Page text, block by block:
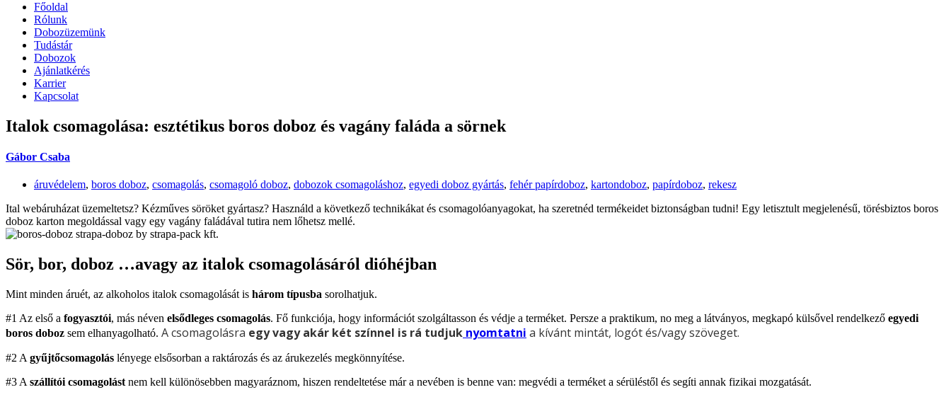
Főoldal
Rólunk
Dobozüzemünk
Tudástár
Dobozok
Ajánlatkérés
Karrier
Kapcsolat
Italok csomagolása: esztétikus boros doboz és vagány faláda a sörnek
Gábor Csaba
áruvédelem, boros doboz, csomagolás, csomagoló doboz, dobozok csomagoláshoz, egyedi doboz gyártás, fehér papírdoboz, kartondoboz, papírdoboz, rekesz
Ital webáruházat üzemeltetsz? Kézműves söröket gyártasz? Használd a következő technikákat és csomagolóanyagokat, ha szeretnéd termékeidet biztonságban tudni! Egy letisztult megjelenésű, törésbiztos boros
doboz karton megoldással vagy egy vagány faládával tutira nem lőhetsz mellé.
Sör, bor, doboz …avagy az italok csomagolásáról dióhéjban
Mint minden áruét, az alkoholos italok csomagolását is három típusba sorolhatjuk.
#1 Az első a fogyasztói, más néven elsődleges csomagolás. Fő funkciója, hogy információt szolgáltasson és védje a terméket. Persze a praktikum, no meg a látványos, megkapó külsővel rendelkező egyedi
boros doboz sem elhanyagolható. A csomagolásra egy vagy akár két színnel is rá tudjuk nyomtatni a kívánt mintát, logót és/vagy szöveget.
#2 A gyűjtőcsomagolás lényege elsősorban a raktározás és az árukezelés megkönnyítése.
#3 A szállítói csomagolást nem kell különösebben magyaráznom, hiszen rendeltetése már a nevében is benne van: megvédi a terméket a sérüléstől és segíti annak fizikai mozgatását.